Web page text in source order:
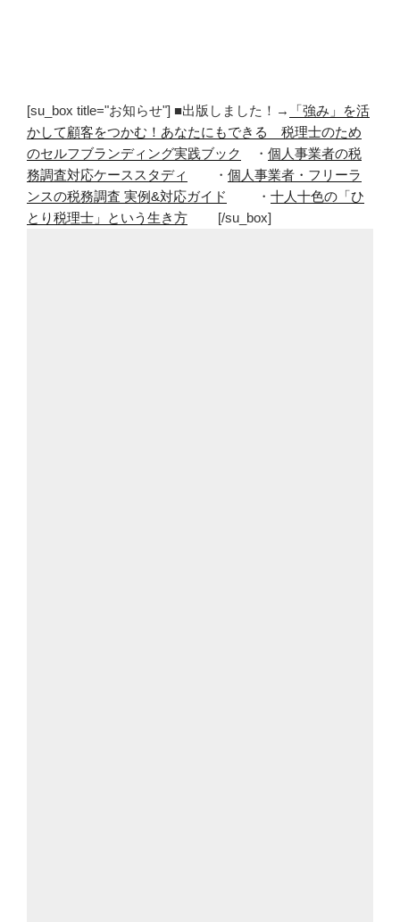
[su_box title="お知らせ"] ■出版しました！→
「強み」を活
かして顧客をつかむ！あなたにもできる 税理士のため
のセルフブランディング実践ブック
・ 個人事業者の税
務調査対応ケーススタディ
・ 個人事業者・フリーラ
ンスの税務調査 実例&対応ガイド
・ 十人十色の「ひ
とり税理士」という生き方 [/su_box]